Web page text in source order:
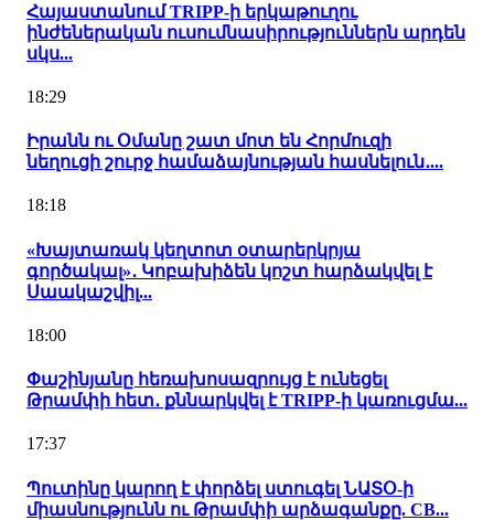
Հայաստանում TRIPP-ի երկաթուղու
ինժեներական ուսումնասիրություններն արդեն
սկս...
18:29
Իրանն ու Օմանը շատ մոտ են Հորմուզի
նեղուցի շուրջ համաձայնության հասնելուն․...
18:18
«Խայտառակ կեղտոտ օտարերկրյա
գործակալ»․ Կոբախիձեն կոշտ հարձակվել է
Սաակաշվիլ...
18:00
Փաշինյանը հեռախոսազրույց է ունեցել
Թրամփի հետ․ քննարկվել է TRIPP-ի կառուցմա...
17:37
Պուտինը կարող է փորձել ստուգել ՆԱՏՕ-ի
միասնությունն ու Թրամփի արձագանքը. CB...